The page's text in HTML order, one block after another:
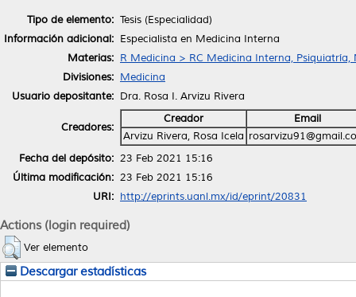
Tipo de elemento: Tesis (Especialidad)
Información adicional: Especialista en Medicina Interna
Materias: R Medicina > RC Medicina Interna, Psiquiatría,
Divisiones: Medicina
Usuario depositante: Dra. Rosa I. Arvizu Rivera
Creadores:
Creador
Email
Arvizu Rivera, Rosa Icela
Fecha del depósito: 23 Feb 2021 15:16
Última modificación: 23 Feb 2021 15:16
URI: http://eprints.uanl.mx/id/eprint/20831
Actions (login required)
Ver elemento
Descargar estadísticas